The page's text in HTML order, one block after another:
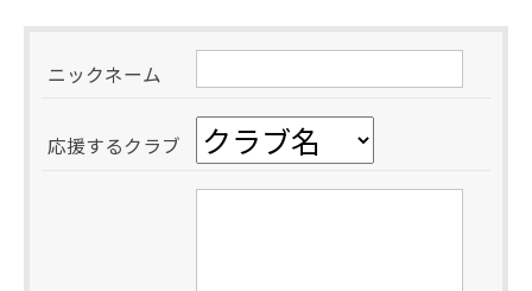
ニックネーム
応援するクラブ